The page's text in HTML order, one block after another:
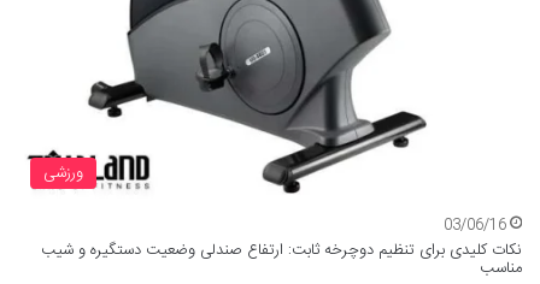
ورزشی
03/06/16
نکات کلیدی برای تنظیم دوچرخه ثابت: ارتفاع صندلی وضعیت دستگیره و شیب
مناسب